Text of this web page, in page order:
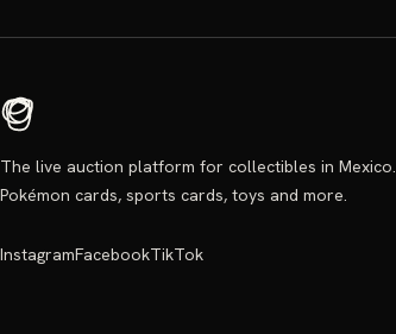
The live auction platform for collectibles in Mexico.
Pokémon cards, sports cards, toys and more.
InstagramFacebookTikTok